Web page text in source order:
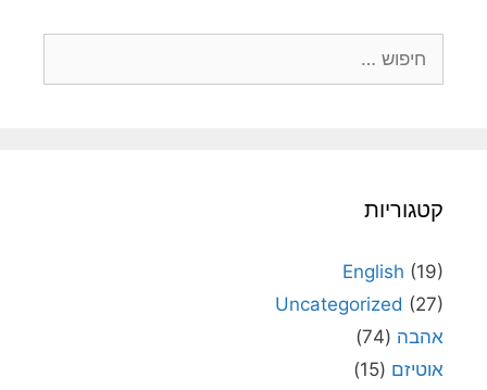
קטגוריות
English (19)
Uncategorized (27)
אהבה (74)
אוטיזם (15)